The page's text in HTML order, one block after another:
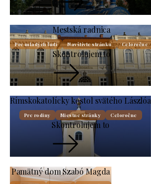
Mestská radnica
Pre mladých ľudí Navštívte stránku Celoročne
Skontrolujem to
Rímskokatolícky kostol svätého Lászlóa
Pre rodiny Miestne stránky Celoročne
Skontrolujem to
Pamätný dom Szabó Magda